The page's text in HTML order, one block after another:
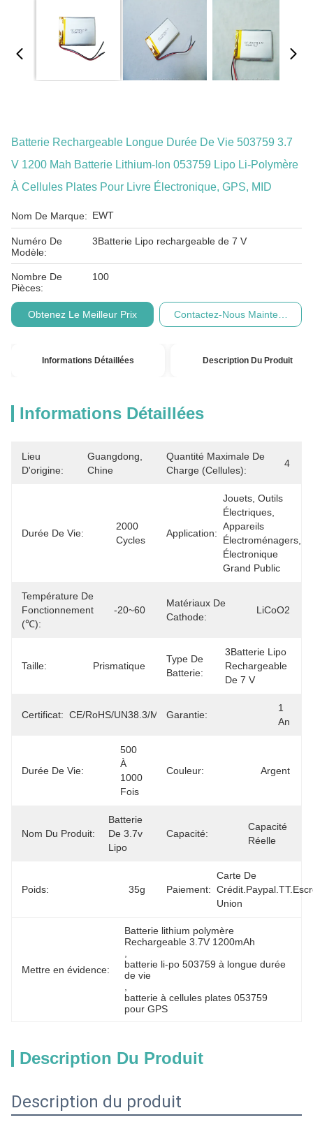
Batterie Rechargeable Longue Durée De Vie 503759 3.7
V 1200 Mah Batterie Lithium-Ion 053759 Lipo Li-Polymère
À Cellules Plates Pour Livre Électronique, GPS, MID
Nom De Marque: EWT
Numéro De
Modèle:
3Batterie Lipo rechargeable de 7 V
Nombre De
Pièces:
100
Obtenez Le Meilleur Prix Contactez-Nous Maintenant
Informations Détaillées Description Du Produit
Informations Détaillées
Lieu
D'origine:
Guangdong,
Chine
Quantité Maximale De
Charge (cellules):
4
Durée De Vie:
2000
Cycles
Application:
Jouets, Outils
Électriques,
Appareils
Électroménagers,
Électronique
Grand Public
Température De
Fonctionnement
(℃):
-20~60
Matériaux De
Cathode:
LiCoO2
Taille: Prismatique
Type De
Batterie:
3Batterie Lipo
Rechargeable
De 7 V
Certificat: CE/RoHS/UN38.3/MSDSGarantie:
1
An
Durée De Vie:
500
À
1000
Fois
Couleur: Argent
Nom Du Produit:
Batterie
De 3.7v
Lipo
Capacité:
Capacité
Réelle
Poids: 35g Paiement:
Carte De
Union
Mettre en évidence:
Batterie lithium polymère
Rechargeable 3.7V 1200mAh
batterie li-po 503759 à longue durée
de vie
batterie à cellules plates 053759
pour GPS
Description Du Produit
Description du produit